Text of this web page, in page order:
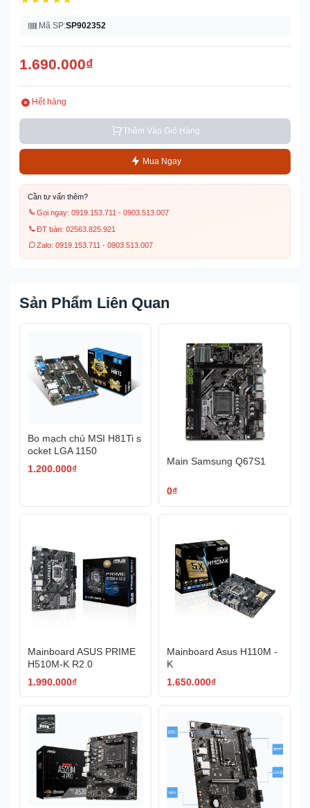
Mã SP:SP902352
1.690.000₫
Hết hàng
Thêm Vào Giỏ Hàng
Mua Ngay
Cần tư vấn thêm?
Gọi ngay: 0919.153.711 - 0903.513.007
ĐT bàn: 02563.825.921
Zalo: 0919.153.711 - 0903.513.007
Sản Phẩm Liên Quan
Bo mạch chủ MSI H81Ti s
ocket LGA 1150
1.200.000₫
Main Samsung Q67S1
0₫
Mainboard ASUS PRIME
H510M-K R2.0
1.990.000₫
Mainboard Asus H110M -
K
1.650.000₫